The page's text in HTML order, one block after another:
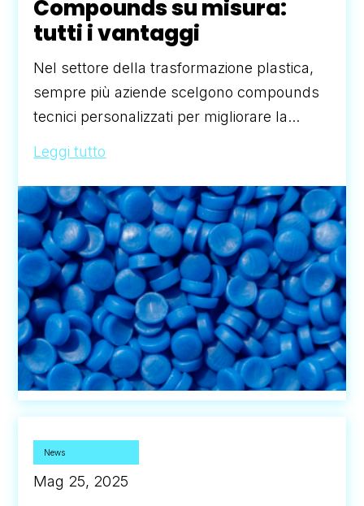
Compounds su misura:
tutti i vantaggi
Nel settore della trasformazione plastica,
sempre più aziende scelgono compounds
tecnici personalizzati per migliorare la...
Leggi tutto
News
Mag 25, 2025